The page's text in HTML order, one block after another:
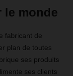
le monde
fabricant de
plan de toutes
ses produits
ses clients